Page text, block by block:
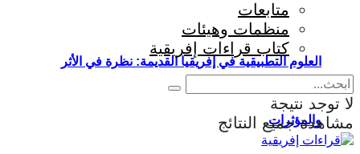
العلوم التطبيقية في إفريقيا القديمة: نظرة في الأثر
والمؤثرات
متابعات
منظمات وهيئات
كتاب قراءات إفريقية
لا توجد نتيجة
مشاهدة جميع النتائج